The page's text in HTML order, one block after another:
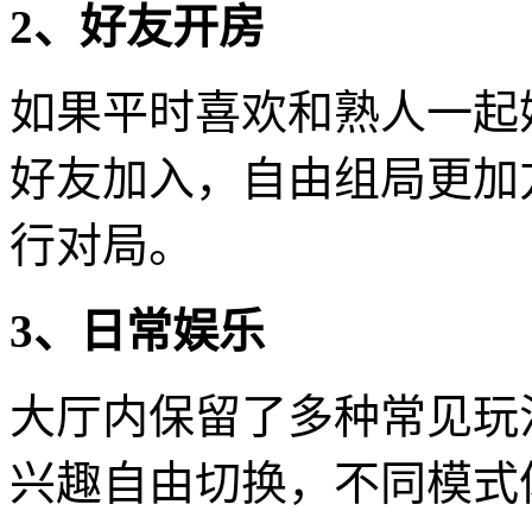
2、好友开房
如果平时喜欢和熟人一
好友加入，自由组局更
行对局。
3、日常娱乐
大厅内保留了多种常见
兴趣自由切换，不同模